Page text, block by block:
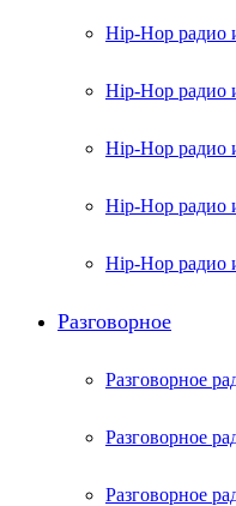
Hip-Hop радио
Hip-Hop радио
Hip-Hop радио
Hip-Hop радио
Hip-Hop радио
Разговорное
Разговорное
Разговорное
Разговорное